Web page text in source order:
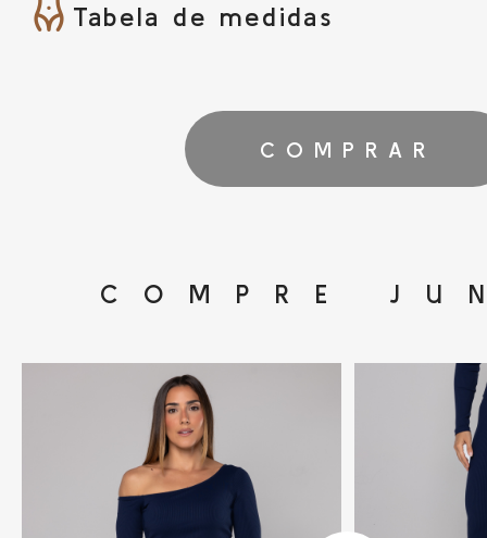
Tabela de medidas
COMPRAR
COMPRE